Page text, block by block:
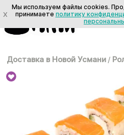
Доставка в Новой Усмани /
X
Мы используем файлы cookies.
принимаете политику